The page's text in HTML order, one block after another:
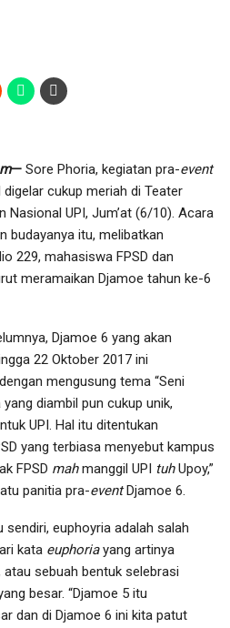
— Sore Phoria, kegiatan pra-event
cukup meriah di Teater
Nasional UPI, Jum’at (6/10). Acara
budayanya itu, melibatkan
229, mahasiswa FPSD dan
meramaikan Djamoe tahun ke-6
Djamoe 6 yang akan
22 Oktober 2017 ini
mengusung tema “Seni
diambil pun cukup unik,
UPI. Hal itu ditentukan
yang terbiasa menyebut kampus
FPSD mahmanggil UPI tuhUpoy,”
panitia pra-eventDjamoe 6.
euphoyria adalah salah
kata euphoriayang artinya
sebuah bentuk selebrasi
besar. “Djamoe 5 itu
dan di Djamoe 6 ini kita patut